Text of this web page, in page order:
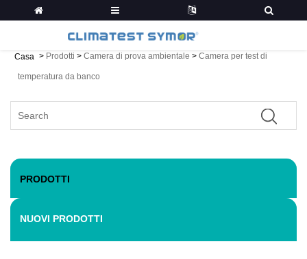
Casa > Prodotti > Camera di prova ambientale > Camera per test di
temperatura da banco
PRODOTTI
NUOVI PRODOTTI